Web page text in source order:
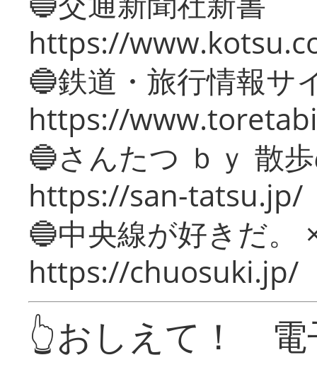
https://
🔵鉄道・旅行情報サ
https://
🔵さんたつ ｂｙ 散
https://san-tatsu.jp/
🔵中央線が好きだ。
https://chuosuki.jp/
👆おしえて！ 電